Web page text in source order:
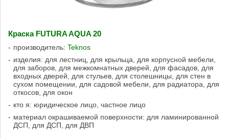
Краска FUTURA AQUA 20
производитель: Teknos
изделия: для лестниц, для крыльца, для корпусной мебели,
для заборов, для межкомнатных дверей, для фасадов, для
входных дверей, для стульев, для столешницы, для стен в
сухом помещении, для садовой мебели, для радиатора, для
откосов, для окон
кто я: юридическое лицо, частное лицо
материал окрашиваемой поверхности: для ламинированной
ДСП, для ДСП, для ДВП